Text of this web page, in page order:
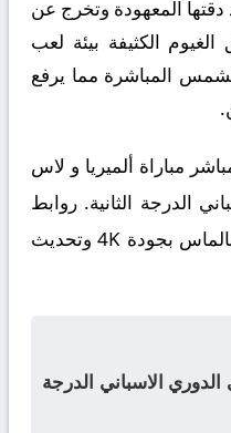
المعهودة وتخرج عن
الكثيفة بيئة لعب
المباشرة مما يرفع
مباراة ألميريا و لاس
الدرجة الثانية. روابط
مشاهدة مباراة ألميريا و لاس بالماس بجودة 4K وتحديث
الاسباني الدرجة